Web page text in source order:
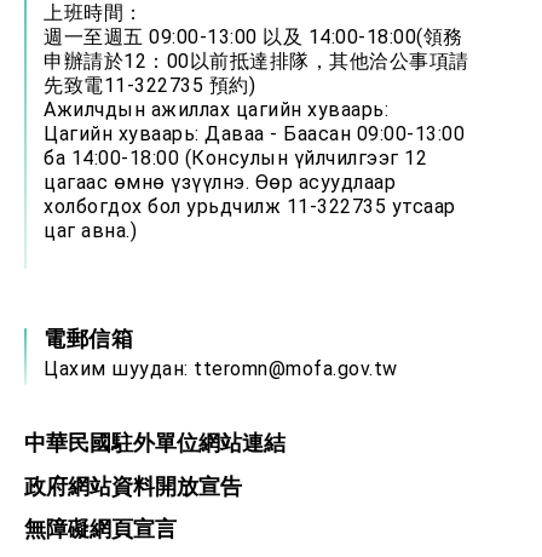
上班時間：
週一至週五 09:00-13:00 以及 14:00-18:00(領務
申辦請於12：00以前抵達排隊，其他洽公事項請
先致電11-322735 預約)
Ажилчдын ажиллах цагийн хуваарь:
Цагийн хуваарь: Даваа - Баасан 09:00-13:00
ба 14:00-18:00 (Консулын үйлчилгээг 12
цагаас өмнө үзүүлнэ. Өөр асуудлаар
холбогдох бол урьдчилж 11-322735 утсаар
цаг авна.)
電郵信箱
Цахим шуудан: tteromn@mofa.gov.tw
中華民國駐外單位網站連結
政府網站資料開放宣告
無障礙網頁宣言